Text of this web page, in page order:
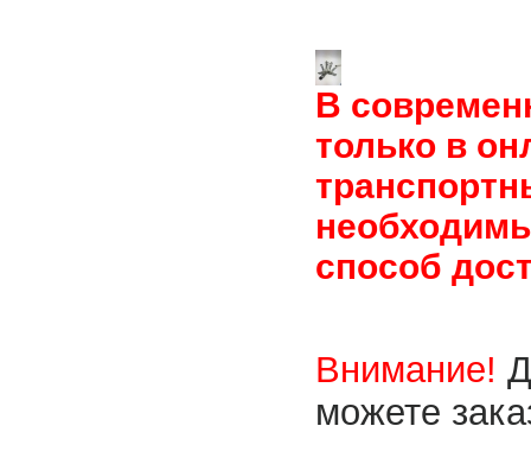
В
только в
способ
Внимание!
можете